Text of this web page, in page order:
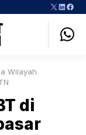
X
Wilayah
di